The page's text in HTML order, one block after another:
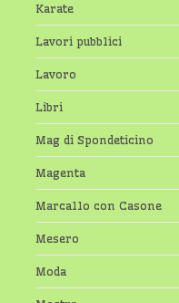
Karate
Lavori pubblici
Lavoro
Libri
Mag di Spondeticino
Magenta
Marcallo con Casone
Mesero
Moda